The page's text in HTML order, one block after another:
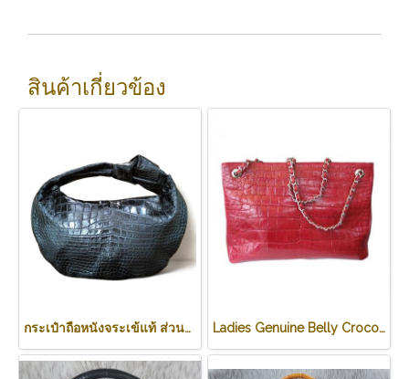
สินค้าเกี่ยวข้อง
กระเป๋าถือหนังจระเข้แท้ ส่วนท้อง สีดำ ทรงนิ่ม น้ำหนักเบา รหัส CODE: CRW0222H-BL Ladies Genuine Belly Crocodile Leather Shoulder Bag in Red Crocodile Skin #CRW213H